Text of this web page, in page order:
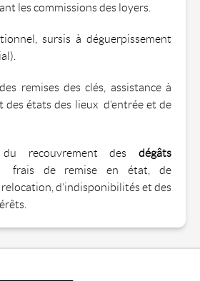
les commissions des loyers.
sursis à déguerpissement
remises des clés, assistance à
des états des lieux d’entrée et de
du recouvrement des dégâts
frais de remise en état, de
relocation, d’indisponibilités et des